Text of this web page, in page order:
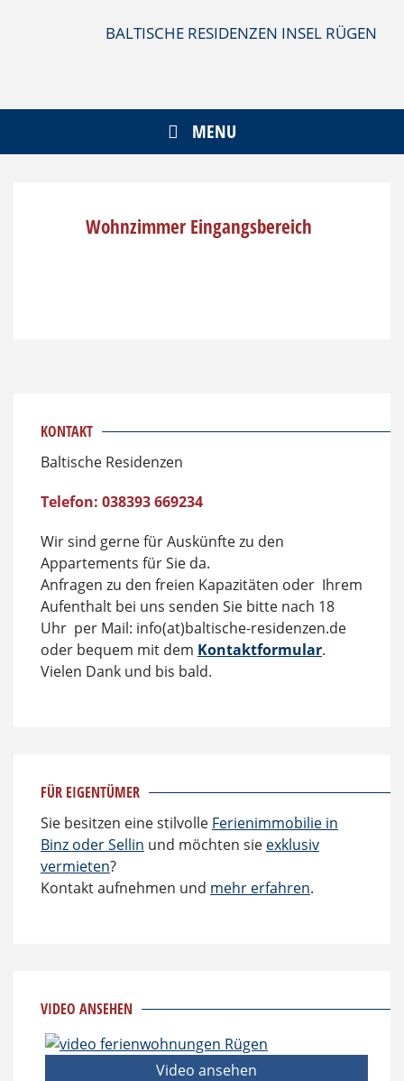
BALTISCHE RESIDENZEN INSEL RÜGEN
MENU
Wohnzimmer Eingangsbereich
KONTAKT
Baltische Residenzen
Telefon: 038393 669234
Wir sind gerne für Auskünfte zu den
Appartements für Sie da.
Anfragen zu den freien Kapazitäten oder Ihrem
Aufenthalt bei uns senden Sie bitte nach 18
Uhr per Mail: info(at)baltische-residenzen.de
oder bequem mit dem Kontaktformular.
Vielen Dank und bis bald.
FÜR EIGENTÜMER
Sie besitzen eine stilvolle Ferienimmobilie in
Binz oder Sellin und möchten sie exklusiv
vermieten?
Kontakt aufnehmen und mehr erfahren.
VIDEO ANSEHEN
Video ansehen